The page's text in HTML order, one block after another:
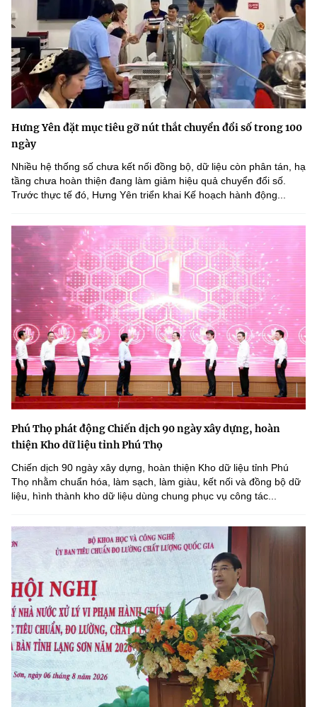
Hưng Yên đặt mục tiêu gỡ nút thắt chuyển đổi số trong 100
ngày
Nhiều hệ thống số chưa kết nối đồng bộ, dữ liệu còn phân tán, hạ
tầng chưa hoàn thiện đang làm giảm hiệu quả chuyển đổi số.
Trước thực tế đó, Hưng Yên triển khai Kế hoạch hành động...
Phú Thọ phát động Chiến dịch 90 ngày xây dựng, hoàn
thiện Kho dữ liệu tỉnh Phú Thọ
Chiến dịch 90 ngày xây dựng, hoàn thiện Kho dữ liệu tỉnh Phú
Thọ nhằm chuẩn hóa, làm sạch, làm giàu, kết nối và đồng bộ dữ
liệu, hình thành kho dữ liệu dùng chung phục vụ công tác...